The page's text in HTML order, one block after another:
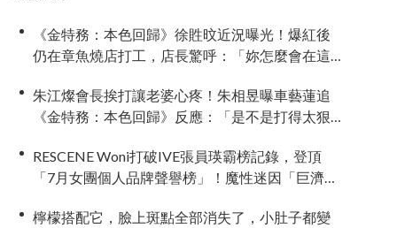
《金特務：本色回歸》徐貹旼近況曝光！爆紅後
仍在章魚燒店打工，店長驚呼：「妳怎麼會在這
朱江燦會長挨打讓老婆心疼！朱相昱曝車藝蓮追
《金特務：本色回歸》反應：「是不是打得太狠
RESCENE Woni打破IVE張員瑛霸榜記錄，登頂
「7月女團個人品牌聲譽榜」！魔性迷因「巨濟呀
檸檬搭配它，臉上斑點全部消失了，小肚子都變